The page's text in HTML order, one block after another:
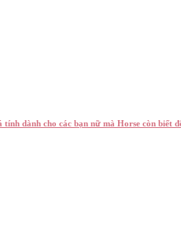
dành cho các bạn nữ mà Horse còn biết